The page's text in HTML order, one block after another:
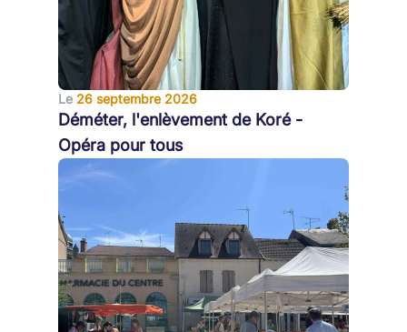
Le 26 septembre 2026
Déméter, l'enlèvement de Koré -
Opéra pour tous